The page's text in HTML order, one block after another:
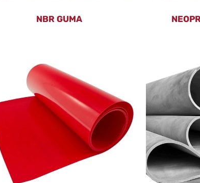
NBR GUMA